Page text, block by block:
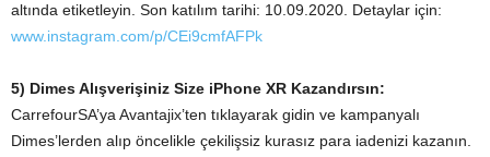
altında etiketleyin. Son katılım tarihi: 10.09.2020. Detaylar için:
www.instagram.com/p/CEi9cmfAFPk
5) Dimes Alışverişiniz Size iPhone XR Kazandırsın:
CarrefourSA’ya Avantajix’ten tıklayarak gidin ve kampanyalı
Dimes’lerden alıp öncelikle çekilişsiz kurasız para iadenizi kazanın.